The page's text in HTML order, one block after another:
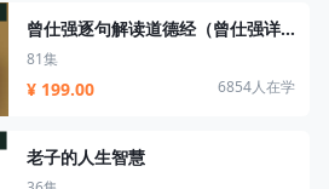
曾仕强逐句解读道德经（曾仕强详解道德经）
81集
¥ 199.00 6854人在学
老子的人生智慧